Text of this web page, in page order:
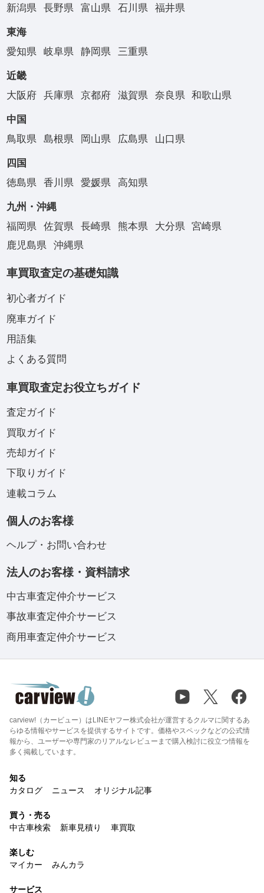
新潟県
長野県 富山県 石川県 福井県
東海
愛知県
岐阜県 静岡県 三重県
近畿
大阪府
兵庫県 京都府 滋賀県 奈良県 和歌山県
中国
鳥取県
島根県 岡山県 広島県 山口県
四国
徳島県
香川県 愛媛県 高知県
九州・沖縄
福岡県
佐賀県 長崎県 熊本県 大分県
宮崎県
鹿児島県
沖縄県
車買取査定の基礎知識
初心者ガイド
廃車ガイド
用語集
よくある質問
車買取査定お役立ちガイド
査定ガイド
買取ガイド
売却ガイド
下取りガイド
連載コラム
個人のお客様
ヘルプ・お問い合わせ
法人のお客様・資料請求
中古車査定仲介サービス
事故車査定仲介サービス
商用車査定仲介サービス
carview!（カービュー）はLINEヤフー株式会社が運営するクルマに関するあ
らゆる情報やサービスを提供するサイトです。価格やスペックなどの公式情
報から、ユーザーや専門家のリアルなレビューまで購入検討に役立つ情報を
多く掲載しています。
知る
カタログ
ニュース オリジナル記事
買う・売る
中古車検索
新車見積り 車買取
楽しむ
マイカー
みんカラ
サービス